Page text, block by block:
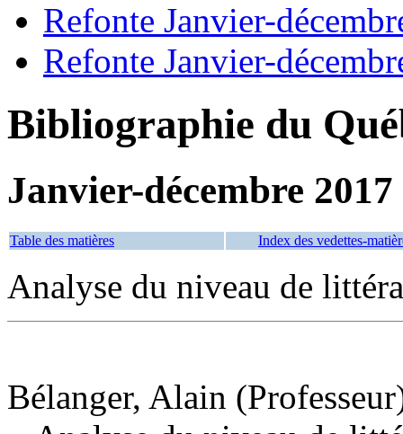
Refonte Janvier-
Refonte Janvier-
Bibliographie du
Janvier-décembre 2017
Table des matières Index des vedettes-
Analyse du niveau de
Bélanger, Alain